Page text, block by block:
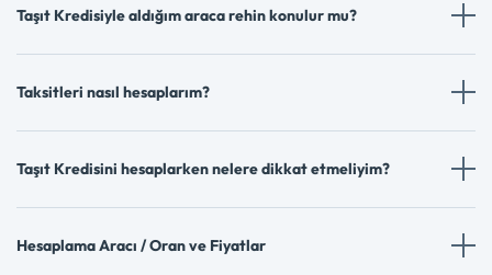
Taşıt Kredisiyle aldığım araca rehin konulur mu?
Taksitleri nasıl hesaplarım?
Taşıt Kredisini hesaplarken nelere dikkat etmeliyim?
Hesaplama Aracı / Oran ve Fiyatlar